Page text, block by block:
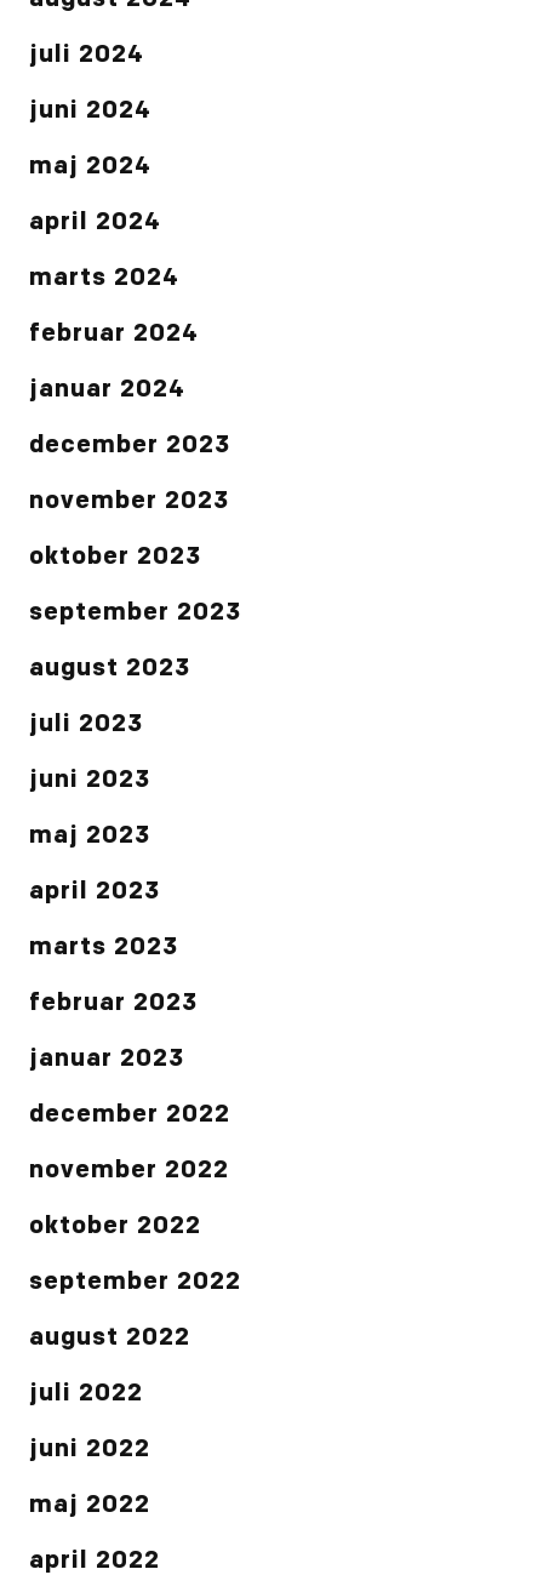
juli 2024
juni 2024
maj 2024
april 2024
marts 2024
februar 2024
januar 2024
december 2023
november 2023
oktober 2023
september 2023
august 2023
juli 2023
juni 2023
maj 2023
april 2023
marts 2023
februar 2023
januar 2023
december 2022
november 2022
oktober 2022
september 2022
august 2022
juli 2022
juni 2022
maj 2022
april 2022